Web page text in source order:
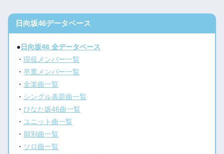
日向坂46データベース
● 日向坂46 全データベース
・現役メンバー一覧
・卒業メンバー一覧
・全楽曲一覧
・ シングル表題曲一覧
・ひなた坂46曲一覧
・ ユニット曲一覧
・期別曲一覧
・ ソロ曲一覧